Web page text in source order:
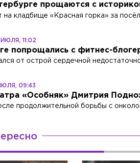
прощаются с
на кладбище «Красная горка» за
11:02
попрощались с фитнес-
от острой сердечной
09:43
«Особняк» Дмитрия
продолжительной борьбы с